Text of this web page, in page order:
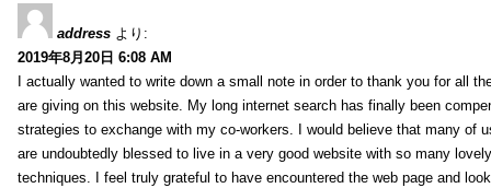
address より:
2019年8月20日 6:08 AM
I actually wanted to write down a small note in order to thank you for all
are giving on this website. My long internet search has finally been
strategies to exchange with my co-workers. I would believe that many of
are undoubtedly blessed to live in a very good website with so many
techniques. I feel truly grateful to have encountered the web page and